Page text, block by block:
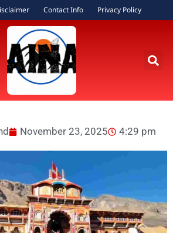
Contact Info Privacy Policy
November 23, 2025 4:29 pm